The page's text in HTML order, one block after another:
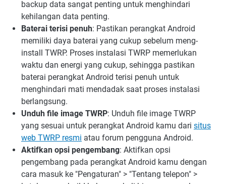
backup data sangat penting untuk menghindari
kehilangan data penting.
Baterai terisi penuh: Pastikan perangkat Android
memiliki daya baterai yang cukup sebelum meng-
install TWRP. Proses instalasi TWRP memerlukan
waktu dan energi yang cukup, sehingga pastikan
baterai perangkat Android terisi penuh untuk
menghindari mati mendadak saat proses instalasi
berlangsung.
Unduh file image TWRP: Unduh file image TWRP
yang sesuai untuk perangkat Android kamu dari situs
web TWRP resmi atau forum pengguna Android.
Aktifkan opsi pengembang: Aktifkan opsi
pengembang pada perangkat Android kamu dengan
cara masuk ke "Pengaturan" > "Tentang telepon" >